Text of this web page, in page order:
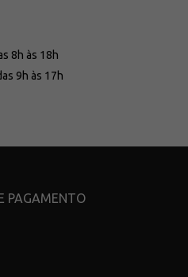
8h às 18h
9h às 17h
PAGAMENTO